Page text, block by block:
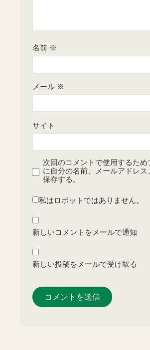
名前 ※
メール ※
サイト
次回のコメントで使用するため
に自分の名前、メールアドレス
保存する。
私はロボットではありません。
新しいコメントをメールで通知
新しい投稿をメールで受け取る